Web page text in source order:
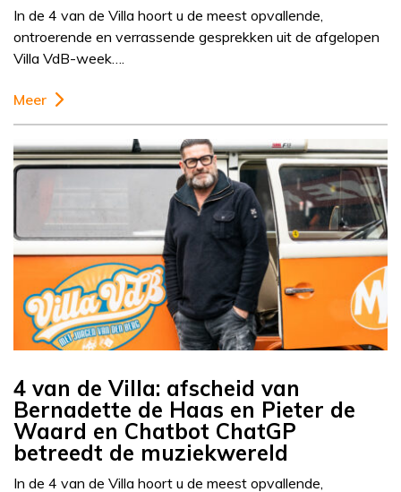
In de 4 van de Villa hoort u de meest opvallende,
ontroerende en verrassende gesprekken uit de afgelopen
Villa VdB-week….
Meer
4 van de Villa: afscheid van
Bernadette de Haas en Pieter de
Waard en Chatbot ChatGP
betreedt de muziekwereld
In de 4 van de Villa hoort u de meest opvallende,